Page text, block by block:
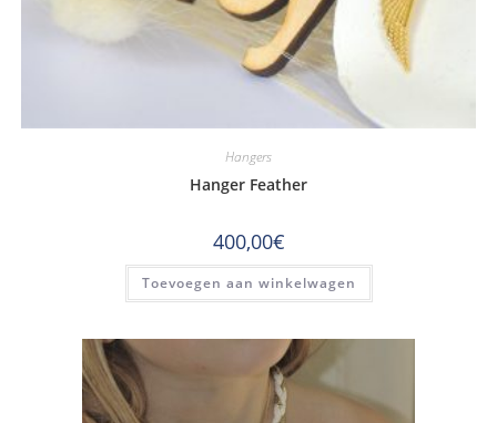
Hangers
Hanger Feather
400,00€
Toevoegen aan winkelwagen